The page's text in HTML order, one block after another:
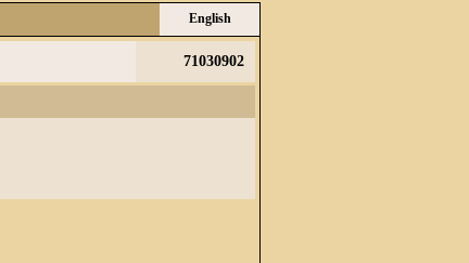
English
71030902